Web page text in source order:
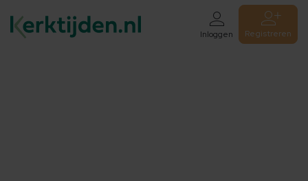
Inloggen Registreren